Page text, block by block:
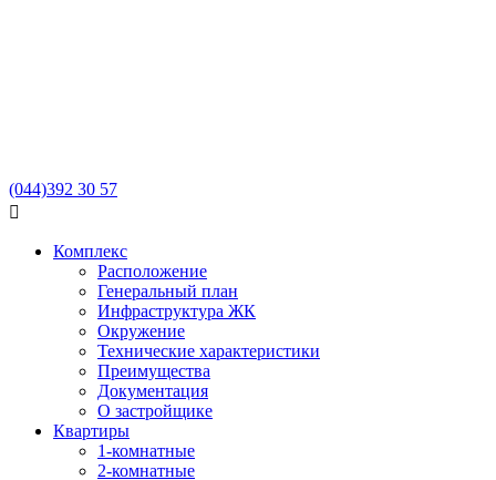
(044)392 30 57

Комплекс
Расположение
Генеральный план
Инфраструктура ЖК
Окружение
Технические характеристики
Преимущества
Документация
О застройщике
Квартиры
1-комнатные
2-комнатные